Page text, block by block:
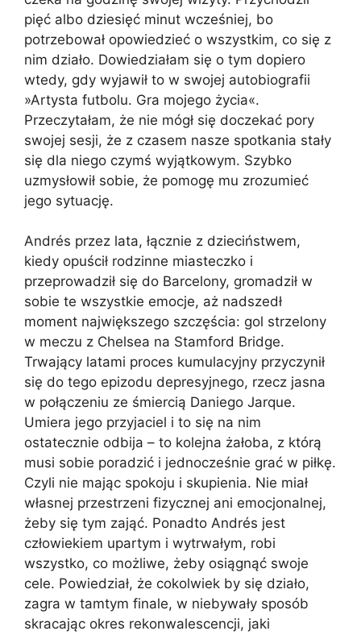
pięć albo dziesięć minut wcześniej, bo
potrzebował opowiedzieć o wszystkim, co się z
nim działo. Dowiedziałam się o tym dopiero
wtedy, gdy wyjawił to w swojej autobiografii
»Artysta futbolu. Gra mojego życia«.
Przeczytałam, że nie mógł się doczekać pory
swojej sesji, że z czasem nasze spotkania stały
się dla niego czymś wyjątkowym. Szybko
uzmysłowił sobie, że pomogę mu zrozumieć
jego sytuację.
Andrés przez lata, łącznie z dzieciństwem,
kiedy opuścił rodzinne miasteczko i
przeprowadził się do Barcelony, gromadził w
sobie te wszystkie emocje, aż nadszedł
moment największego szczęścia: gol strzelony
w meczu z Chelsea na Stamford Bridge.
Trwający latami proces kumulacyjny przyczynił
się do tego epizodu depresyjnego, rzecz jasna
w połączeniu ze śmiercią Daniego Jarque.
Umiera jego przyjaciel i to się na nim
ostatecznie odbija – to kolejna żałoba, z którą
musi sobie poradzić i jednocześnie grać w piłkę.
Czyli nie mając spokoju i skupienia. Nie miał
własnej przestrzeni fizycznej ani emocjonalnej,
żeby się tym zająć. Ponadto Andrés jest
człowiekiem upartym i wytrwałym, robi
wszystko, co możliwe, żeby osiągnąć swoje
cele. Powiedział, że cokolwiek by się działo,
zagra w tamtym finale, w niebywały sposób
skracając okres rekonwalescencji, jaki